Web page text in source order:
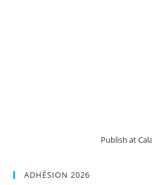
Publish at
ADHÉSION 2026